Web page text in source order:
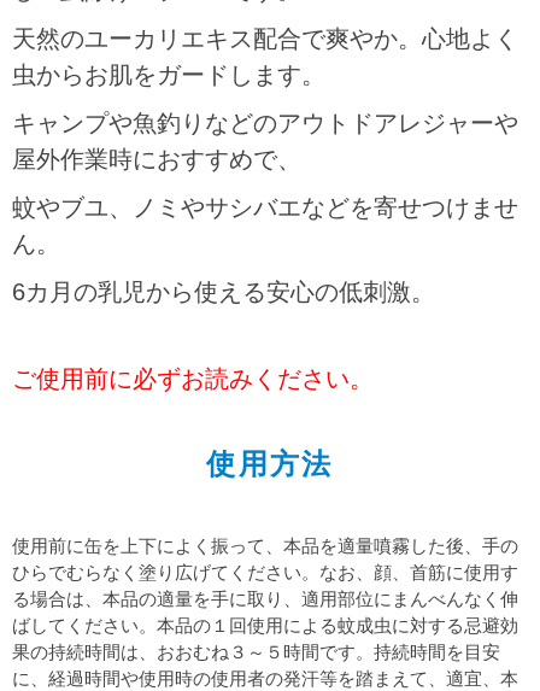
天然のユーカリエキス配合で爽やか。心地よく
虫からお肌をガードします。
キャンプや魚釣りなどのアウトドアレジャーや
屋外作業時におすすめで、
蚊やブユ、ノミやサシバエなどを寄せつけませ
ん。
6カ月の乳児から使える安心の低刺激。
ご使用前に必ずお読みください。
使用方法
使用前に缶を上下によく振って、本品を適量噴霧した後、手の
ひらでむらなく塗り広げてください。なお、顔、首筋に使用す
る場合は、本品の適量を手に取り、適用部位にまんべんなく伸
ばしてください。本品の１回使用による蚊成虫に対する忌避効
果の持続時間は、おおむね３～５時間です。持続時間を目安
に、経過時間や使用時の使用者の発汗等を踏まえて、適宜、本